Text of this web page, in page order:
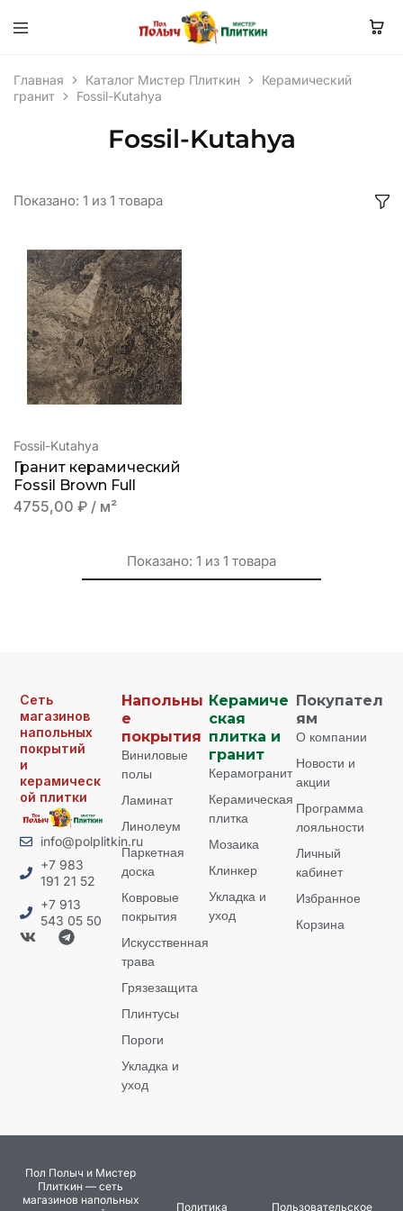
Главная Каталог Мистер Плиткин
Керамический
гранит
Fossil-Kutahya
Fossil-Kutahya
Показано: 1 из 1 товара
Fossil-Kutahya
Гранит керамический
Fossil Brown Full
4755,00 ₽ / м²
Показано: 1 из 1 товара
Сеть
магазинов
напольных
покрытий
и
керамическ
ой плитки
info@polplitkin.ru
+7 983
191 21 52
+7 913
543 05 50
Напольны
е
покрытия
Виниловые
полы
Ламинат
Линолеум
Паркетная
доска
Ковровые
покрытия
Искусственная
трава
Грязезащита
Плинтусы
Пороги
Укладка и
уход
Керамиче
ская
плитка и
гранит
Керамогранит
Керамическая
плитка
Мозаика
Клинкер
Укладка и
уход
Покупател
ям
О компании
Новости и
акции
Программа
лояльности
Личный
кабинет
Избранное
Корзина
Пол Полыч и Мистер
Плиткин — сеть
магазинов напольных
Политика Пользовательское